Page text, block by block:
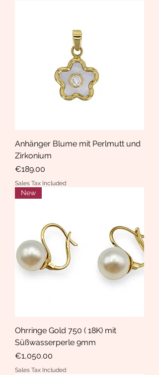
Anhänger Blume mit Perlmutt und
Zirkonium
Price
€189.00
Sales Tax Included
New
Ohrringe Gold 750 ( 18K) mit
Süßwasserperle 9mm
Price
€1,050.00
Sales Tax Included